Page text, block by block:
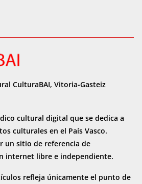
CulturaBAI, Vitoria-Gasteiz
cultural digital que se dedica a
culturales en el País Vasco.
un sitio de referencia de
internet libre e independiente.
refleja únicamente el punto de